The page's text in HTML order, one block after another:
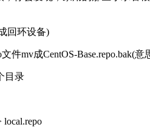
回环设备)
件mv成CentOS-Base.repo.bak(
目录